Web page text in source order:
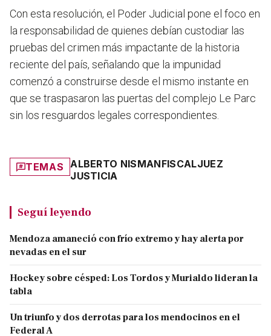
Con esta resolución, el Poder Judicial pone el foco en
la responsabilidad de quienes debían custodiar las
pruebas del crimen más impactante de la historia
reciente del país, señalando que la impunidad
comenzó a construirse desde el mismo instante en
que se traspasaron las puertas del complejo Le Parc
sin los resguardos legales correspondientes.
TEMAS ALBERTO NISMANFISCALJUEZ
JUSTICIA
Seguí leyendo
Mendoza amaneció con frío extremo y hay alerta por
nevadas en el sur
Hockey sobre césped: Los Tordos y Murialdo lideran la
tabla
Un triunfo y dos derrotas para los mendocinos en el
Federal A